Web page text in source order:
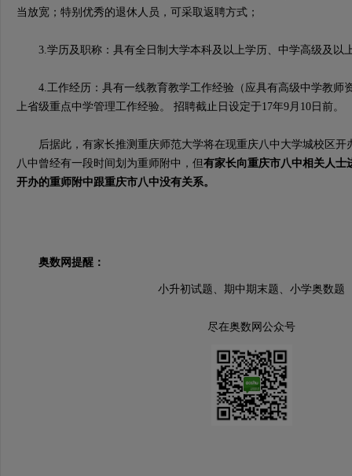
当放宽；特别优秀的退休人员，可采取返聘方式；
3.学历及职称：具有全日制大学本科及以上学历、中学高级及以
4.工作经历：具有一线教育教学工作经验（应具有高级中学教师
上省级重点中学管理工作经验。 招聘截止日设定于17年9月10日前。
后据此，有家长推测重庆师范大学将在现重庆八中大学城校区开
八中曾经有一段时间划为重师附中，但有家长向重庆市八中相关人士
开办的重师附中跟重庆市八中没有关系。
奥数网提醒：
小升初试题、期中期末题、小学奥数题
尽在奥数网公众号